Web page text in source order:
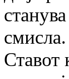
смисла.
Ставот